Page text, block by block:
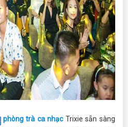
phòng trà ca nhạcTrixie sẵn sàng